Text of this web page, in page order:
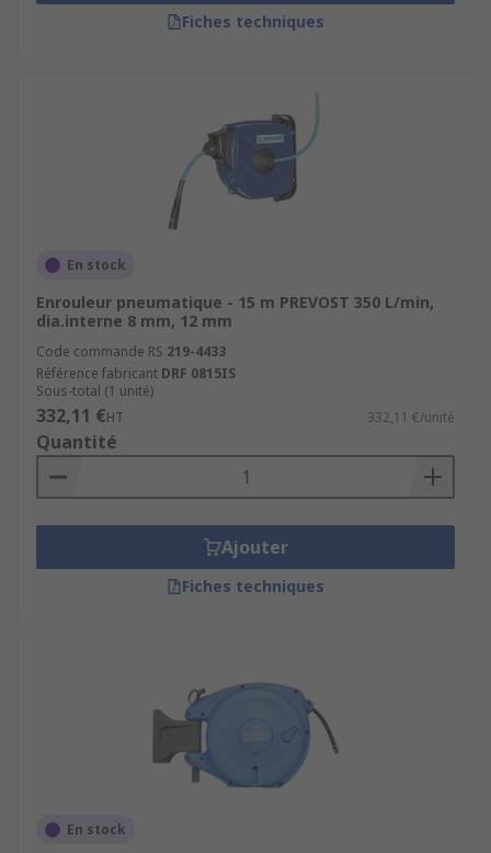
Fiches techniques
En stock
Enrouleur pneumatique - 15 m PREVOST 350 L/min,
dia.interne 8 mm, 12 mm
Code commande RS 219-4433
Référence fabricant DRF 0815IS
Sous-total (1 unité)
332,11 €HT 332,11 €/unité
Quantité
Ajouter
Fiches techniques
En stock